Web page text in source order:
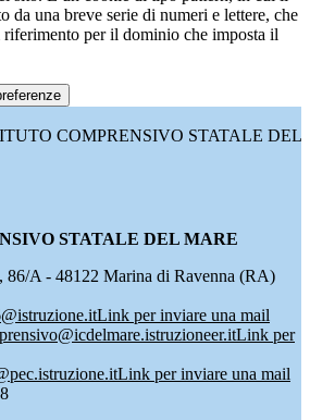
da una breve serie di numeri e lettere, che
per il dominio che imposta il
COMPRENSIVO STATALE DEL
STATALE DEL MARE
A - 48122 Marina di Ravenna (RA)
Link per inviare una mail
Link per
Link per inviare una mail